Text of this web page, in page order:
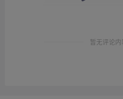
暂无评论内